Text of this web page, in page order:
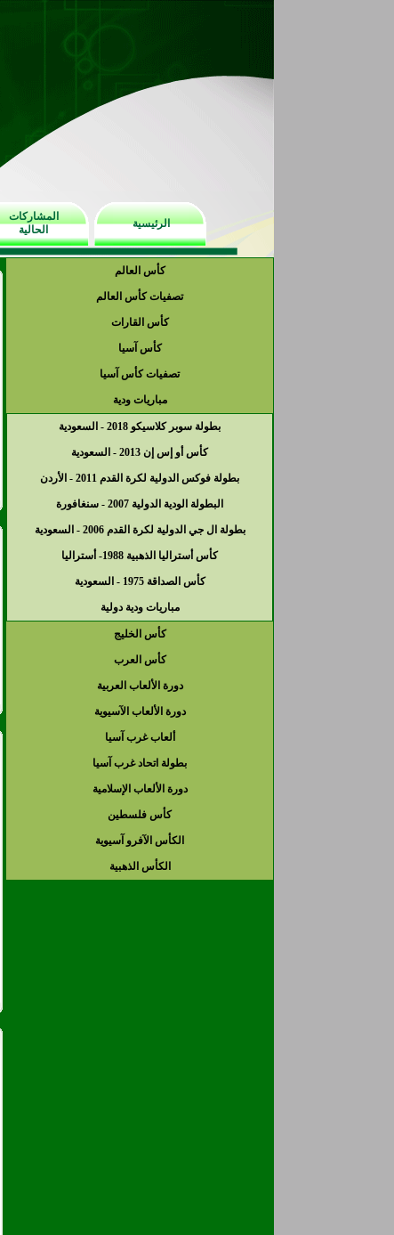
الرئيسية
المشاركات
الحالية
كأس العالم
تصفيات كأس العالم
كأس القارات
كأس آسيا
تصفيات كأس آسيا
مباريات ودية
بطولة سوبر كلاسيكو 2018 - السعودية
كأس أو إس إن 2013 - السعودية
بطولة فوكس الدولية لكرة القدم 2011 - الأردن
البطولة الودية الدولية 2007 - سنغافورة
بطولة ال جي الدولية لكرة القدم 2006 - السعودية
كأس أستراليا الذهبية 1988- أستراليا
كأس الصداقة 1975 - السعودية
مباريات ودية دولية
كأس الخليج
كأس العرب
دورة الألعاب العربية
دورة الألعاب الآسيوية
ألعاب غرب آسيا
بطولة اتحاد غرب آسيا
دورة الألعاب الإسلامية
كأس فلسطين
الكأس الآفرو آسيوية
الكأس الذهبية